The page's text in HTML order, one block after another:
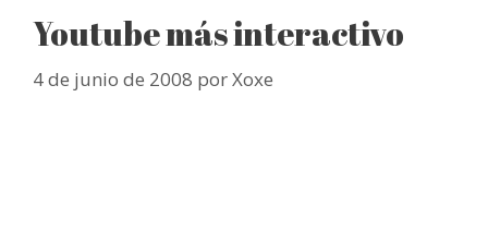
Youtube más interactivo
4 de junio de 2008 porXoxe